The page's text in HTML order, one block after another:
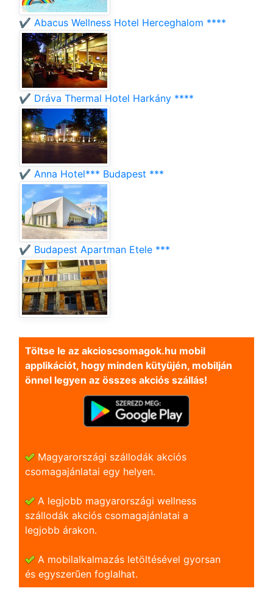
✔️ Abacus Wellness Hotel Herceghalom ****
✔️ Dráva Thermal Hotel Harkány ****
✔️ Anna Hotel*** Budapest ***
✔️ Budapest Apartman Etele ***
Töltse le az akcioscsomagok.hu mobil
applikációt, hogy minden kütyüjén, mobilján
önnel legyen az összes akciós szállás!
Magyarországi szállodák akciós
csomagajánlatai egy helyen.
A legjobb magyarországi wellness
szállodák akciós csomagajánlatai a
legjobb árakon.
A mobilalkalmazás letöltésével gyorsan
és egyszerũen foglalhat.